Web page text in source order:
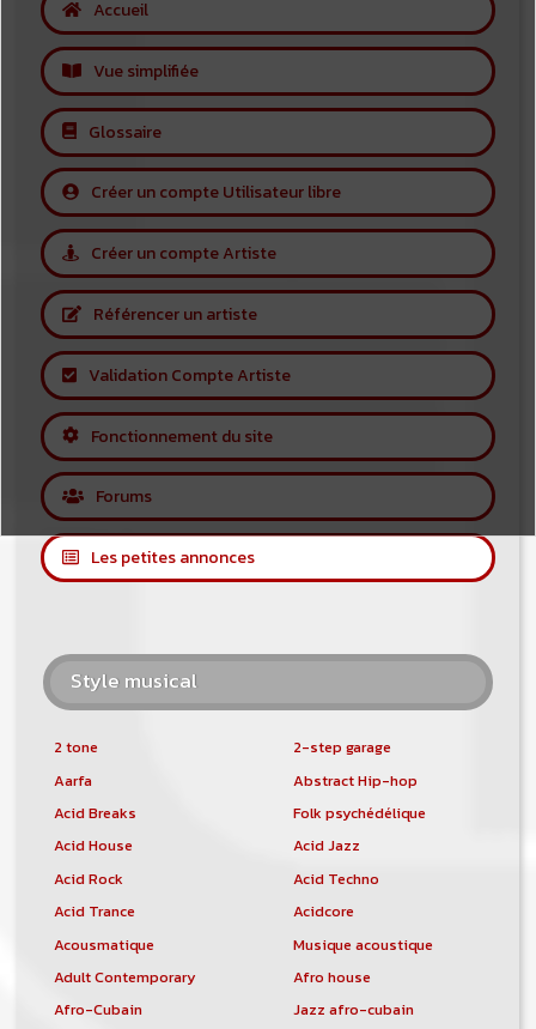
Accueil
Vue simplifiée
Glossaire
Créer un compte Utilisateur libre
Créer un compte Artiste
Référencer un artiste
Validation Compte Artiste
Fonctionnement du site
Forums
Les petites annonces
Style musical
2 tone
2-step garage
Aarfa
Abstract Hip-hop
Acid Breaks
Folk psychédélique
Acid House
Acid Jazz
Acid Rock
Acid Techno
Acid Trance
Acidcore
Acousmatique
Musique acoustique
Adult Contemporary
Afro house
Afro-Cubain
Jazz afro-cubain